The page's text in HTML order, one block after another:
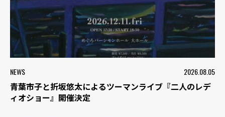
NEWS 2026.08.05
青葉市子と折坂悠太によるツーマンライブ『二人のレデ
ィオショー』開催決定